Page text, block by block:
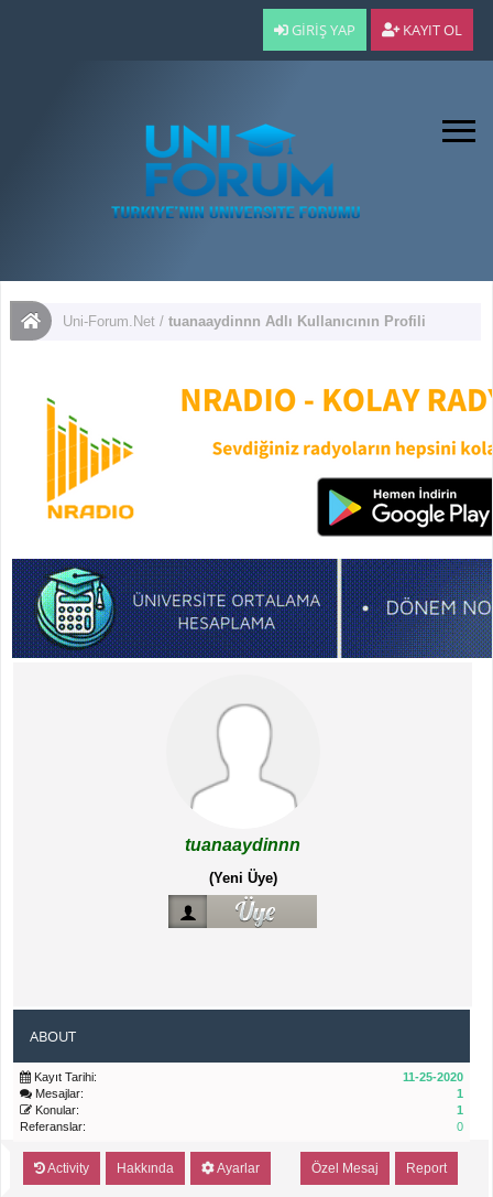
GIRIŞ YAP KAYIT OL
Uni-Forum.Net /tuanaaydinnn Adlı Kullanıcının Profili
tuanaaydinnn
(Yeni Üye)
ABOUT
Kayıt Tarihi:
11-25-2020
Mesajlar:
1
Konular:
1
Referanslar:
0
Activity Hakkında Ayarlar Report
Özel Mesaj